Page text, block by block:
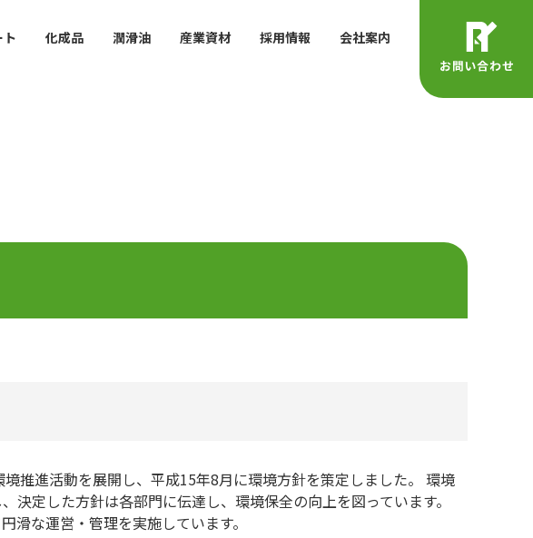
化成品 潤滑油 産業資材 採用情報 会社案内
推進活動を展開し、平成15年8月に環境方針を策定しました。 環境
定した方針は各部門に伝達し、環境保全の向上を図っています。
な運営・管理を実施しています。